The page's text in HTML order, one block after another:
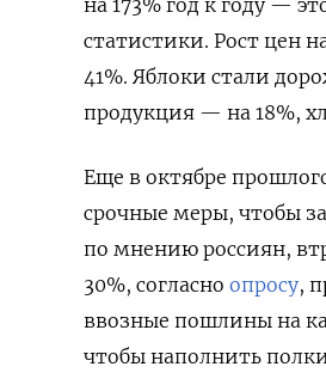
статистики. Рост цен
41%. Яблоки стали
продукция — на 18%,
Еще в октябре
срочные меры, чтобы
по мнению россиян,
30%, согласно опросу,
ввозные пошлины на
чтобы наполнить